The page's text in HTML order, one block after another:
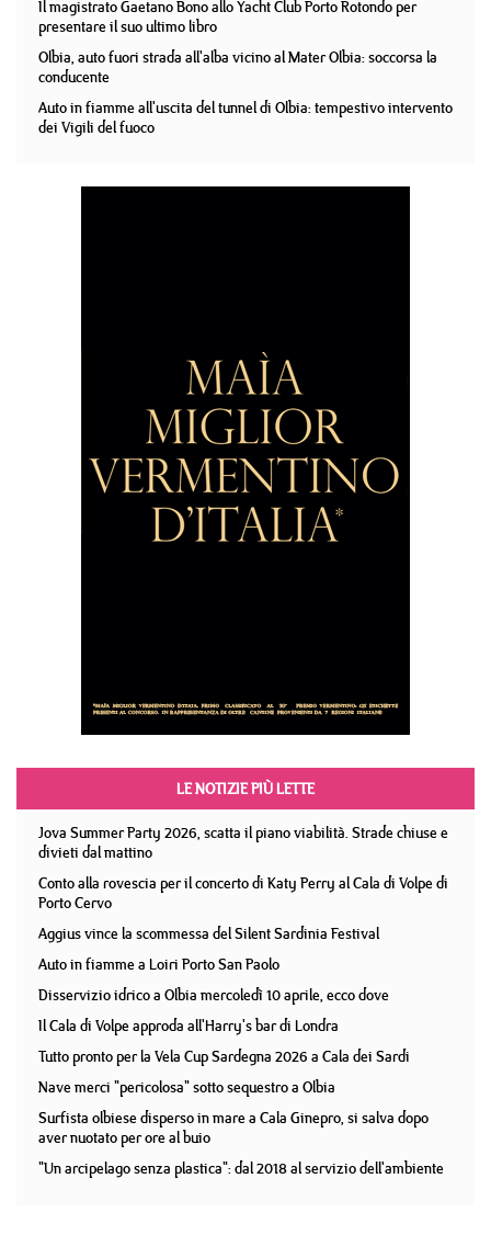
Il magistrato Gaetano Bono allo Yacht Club Porto Rotondo per
presentare il suo ultimo libro
Olbia, auto fuori strada all'alba vicino al Mater Olbia: soccorsa la
conducente
Auto in fiamme all'uscita del tunnel di Olbia: tempestivo intervento
dei Vigili del fuoco
LE NOTIZIE PIÙ LETTE
Jova Summer Party 2026, scatta il piano viabilità. Strade chiuse e
divieti dal mattino
Conto alla rovescia per il concerto di Katy Perry al Cala di Volpe di
Porto Cervo
Aggius vince la scommessa del Silent Sardinia Festival
Auto in fiamme a Loiri Porto San Paolo
Disservizio idrico a Olbia mercoledì 10 aprile, ecco dove
Il Cala di Volpe approda all'Harry's bar di Londra
Tutto pronto per la Vela Cup Sardegna 2026 a Cala dei Sardi
Nave merci "pericolosa" sotto sequestro a Olbia
Surfista olbiese disperso in mare a Cala Ginepro, si salva dopo
aver nuotato per ore al buio
"Un arcipelago senza plastica": dal 2018 al servizio dell'ambiente